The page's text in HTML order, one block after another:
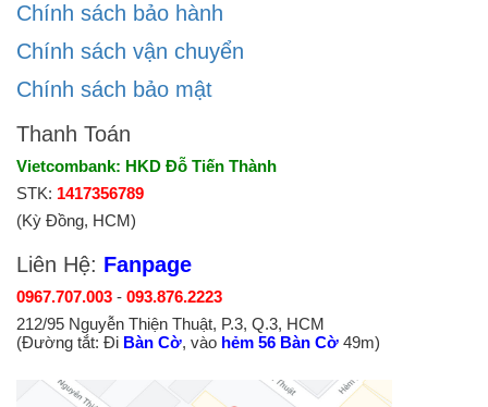
Chính sách bảo hành
Chính sách vận chuyển
Chính sách bảo mật
Thanh Toán
Vietcombank: HKD Đỗ Tiến Thành
STK: 1417356789
(Kỳ Đồng, HCM)
Liên Hệ: Fanpage
0967.707.003 - 093.876.2223
212/95 Nguyễn Thiện Thuật, P.3, Q.3, HCM
(Đường tắt: Đi Bàn Cờ, vào hẻm 56 Bàn Cờ 49m)